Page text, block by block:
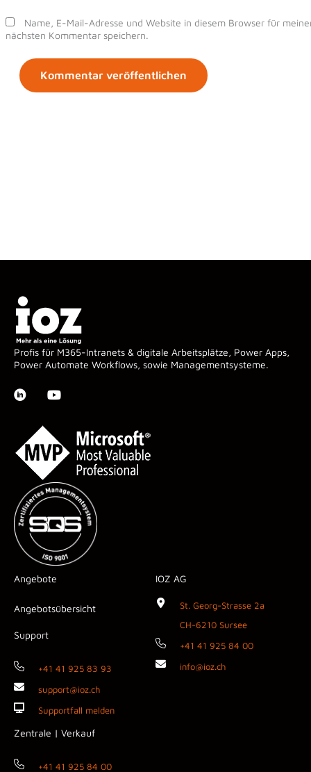
Name, E-Mail-Adresse und Website in diesem Browser für
nächsten Kommentar speichern.
Profis für M365-Intranets & digitale Arbeitsplätze, Power Apps,
Power Automate Workflows, sowie Managementsysteme.
Angebote
Angebotsübersicht
Support
+41 41 925 83 93
support@ioz.ch
Supportfall melden
Zentrale | Verkauf
+41 41 925 84 00
IOZ AG
St. Georg-Strasse 2a
CH-6210 Sursee
+41 41 925 84 00
info@ioz.ch